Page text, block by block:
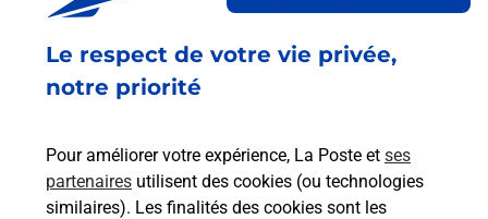
Le respect de votre vie privée,
notre priorité
Pour améliorer votre expérience, La Poste et ses
partenaires utilisent des cookies (ou technologies
similaires). Les finalités des cookies sont les
ouvre samedi à 09h00
13 RUE DE LA POSTE
41150 MESLAND
Malin !